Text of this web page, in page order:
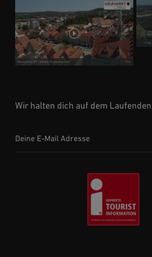
Wir halten dich auf dem Laufenden
Deine E-Mail Adresse